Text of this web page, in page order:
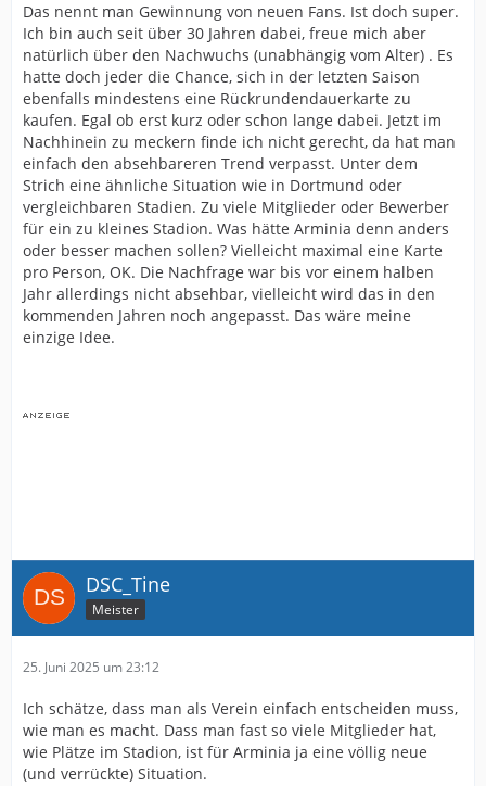
Das nennt man Gewinnung von neuen Fans. Ist doch super.
Ich bin auch seit über 30 Jahren dabei, freue mich aber
natürlich über den Nachwuchs (unabhängig vom Alter) . Es
hatte doch jeder die Chance, sich in der letzten Saison
ebenfalls mindestens eine Rückrundendauerkarte zu
kaufen. Egal ob erst kurz oder schon lange dabei. Jetzt im
Nachhinein zu meckern finde ich nicht gerecht, da hat man
einfach den absehbareren Trend verpasst. Unter dem
Strich eine ähnliche Situation wie in Dortmund oder
vergleichbaren Stadien. Zu viele Mitglieder oder Bewerber
für ein zu kleines Stadion. Was hätte Arminia denn anders
oder besser machen sollen? Vielleicht maximal eine Karte
pro Person, OK. Die Nachfrage war bis vor einem halben
Jahr allerdings nicht absehbar, vielleicht wird das in den
kommenden Jahren noch angepasst. Das wäre meine
einzige Idee.
DSC_Tine
Meister
25. Juni 2025 um 23:12
Ich schätze, dass man als Verein einfach entscheiden muss,
wie man es macht. Dass man fast so viele Mitglieder hat,
wie Plätze im Stadion, ist für Arminia ja eine völlig neue
(und verrückte) Situation.